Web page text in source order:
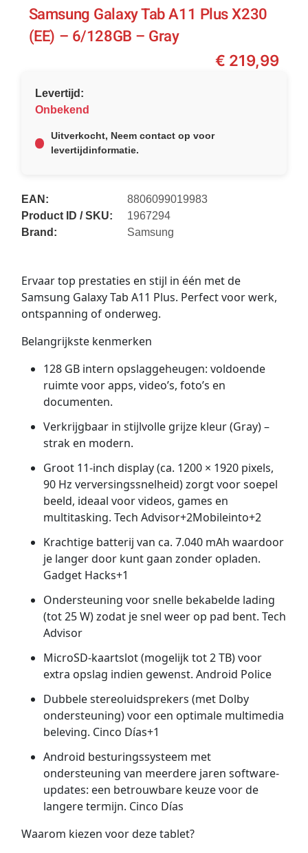
Samsung Galaxy Tab A11 Plus X230
(EE) – 6/128GB – Gray
€ 219,99
Levertijd:
Onbekend
Uitverkocht, Neem contact op voor
levertijdinformatie.
EAN:
8806099019983
Product ID / SKU:
1967294
Brand:
Samsung
Ervaar top prestaties en stijl in één met de
Samsung Galaxy Tab A11 Plus. Perfect voor werk,
ontspanning of onderweg.
Belangrijkste kenmerken
128 GB intern opslaggeheugen: voldoende
ruimte voor apps, video’s, foto’s en
documenten.
Verkrijgbaar in stijlvolle grijze kleur (Gray) –
strak en modern.
Groot 11-inch display (ca. 1200 × 1920 pixels,
90 Hz verversingssnelheid) zorgt voor soepel
beeld, ideaal voor videos, games en
multitasking. Tech Advisor+2Mobileinto+2
Krachtige batterij van ca. 7.040 mAh waardoor
je langer door kunt gaan zonder opladen.
Gadget Hacks+1
Ondersteuning voor snelle bekabelde lading
(tot 25 W) zodat je snel weer op pad bent. Tech
Advisor
MicroSD-kaartslot (mogelijk tot 2 TB) voor
extra opslag indien gewenst. Android Police
Dubbele stereoluidsprekers (met Dolby
ondersteuning) voor een optimale multimedia
beleving. Cinco Días+1
Android besturingssysteem met
ondersteuning van meerdere jaren software-
updates: een betrouwbare keuze voor de
langere termijn. Cinco Días
Waarom kiezen voor deze tablet?